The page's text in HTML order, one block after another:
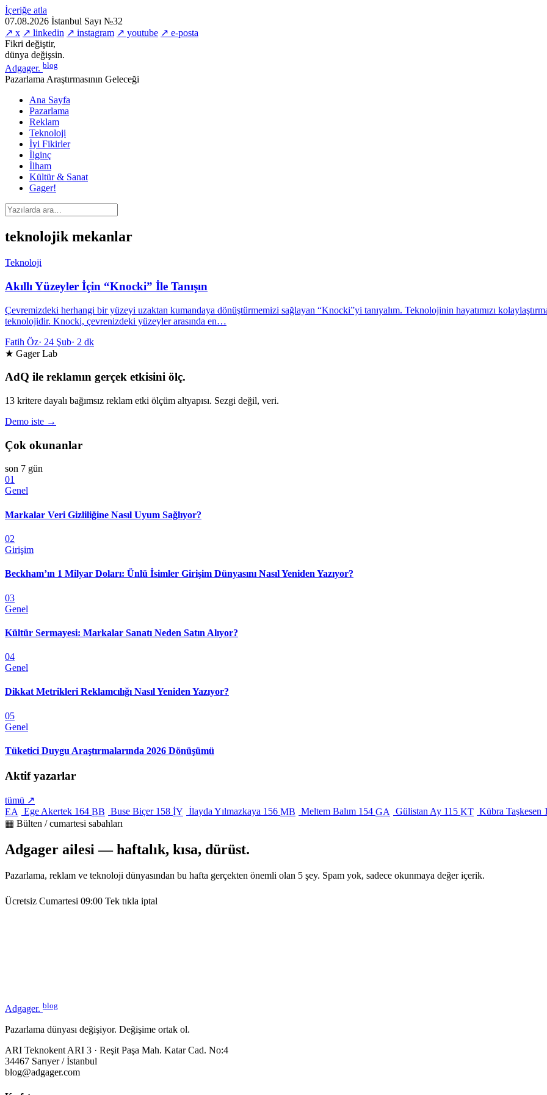
İçeriğe atla
07.08.2026 İstanbul Sayı №32
↗ x ↗ linkedin ↗ instagram ↗ youtube ↗ e-posta
Fikri değiştir,
dünya değişsin.
Adgager. blog
Pazarlama Araştırmasının Geleceği
Ana Sayfa
Pazarlama
Reklam
Teknoloji
İyi Fikirler
İlginç
İlham
Kültür & Sanat
Gager!
teknolojik mekanlar
Teknoloji
Akıllı Yüzeyler İçin “Knocki” İle Tanışın
Çevremizdeki herhangi bir yüzeyi uzaktan kumandaya dönüştürmemizi sağlayan “Knocki”yi tanıyalım. Teknolojinin hayatımızı
teknolojidir. Knocki, çevrenizdeki yüzeyler arasında en…
Fatih Öz· 24 Şub· 2 dk
★ Gager Lab
AdQ ile reklamın gerçek etkisini ölç.
13 kritere dayalı bağımsız reklam etki ölçüm altyapısı. Sezgi değil, veri.
Demo iste →
Çok okunanlar
son 7 gün
01
Genel
Markalar Veri Gizliliğine Nasıl Uyum Sağlıyor?
02
Girişim
Beckham’ın 1 Milyar Doları: Ünlü İsimler Girişim Dünyasını Nasıl Yeniden Yazıyor?
03
Genel
Kültür Sermayesi: Markalar Sanatı Neden Satın Alıyor?
04
Genel
Dikkat Metrikleri Reklamcılığı Nasıl Yeniden Yazıyor?
05
Genel
Tüketici Duygu Araştırmalarında 2026 Dönüşümü
Aktif yazarlar
tümü ↗
EA
Ege Akertek 164 BB Buse Biçer 158 İY İlayda Yılmazkaya 156 MB Meltem Balım 154 GA Gülistan Ay 115 KT Kübra Taşkesen
▦ Bülten / cumartesi sabahları
Adgager ailesi — haftalık, kısa, dürüst.
Pazarlama, reklam ve teknoloji dünyasından bu hafta gerçekten önemli olan 5 şey. Spam yok, sadece okunmaya değer içerik.
Ücretsiz Cumartesi 09:00 Tek tıkla iptal
Adgager. blog
Pazarlama dünyası değişiyor. Değişime ortak ol.
ARI Teknokent ARI 3 · Reşit Paşa Mah. Katar Cad. No:4
34467 Sarıyer / İstanbul
blog@adgager.com